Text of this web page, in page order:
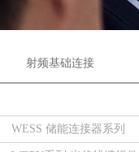
射频基础连接
WESS 储能连接器系列